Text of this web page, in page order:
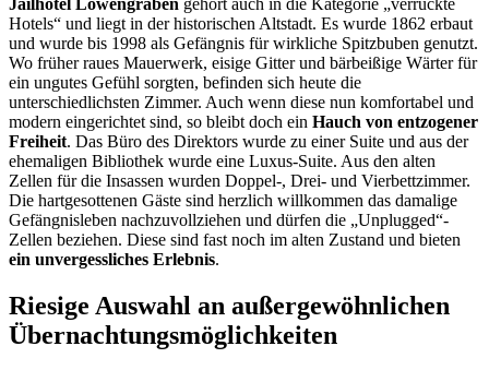
Hotels“ und liegt in der historischen Altstadt. Es wurde 1862 erbaut
und wurde bis 1998 als Gefängnis für wirkliche Spitzbuben genutzt.
Wo früher raues Mauerwerk, eisige Gitter und bärbeißige Wärter für
ein ungutes Gefühl sorgten, befinden sich heute die
unterschiedlichsten Zimmer. Auch wenn diese nun komfortabel und
modern eingerichtet sind, so bleibt doch ein Hauch von entzogener
Freiheit. Das Büro des Direktors wurde zu einer Suite und aus der
ehemaligen Bibliothek wurde eine Luxus-Suite. Aus den alten
Zellen für die Insassen wurden Doppel-, Drei- und Vierbettzimmer.
Die hartgesottenen Gäste sind herzlich willkommen das damalige
Gefängnisleben nachzuvollziehen und dürfen die „Unplugged“-
Zellen beziehen. Diese sind fast noch im alten Zustand und bieten
ein unvergessliches Erlebnis.
Riesige Auswahl an außergewöhnlichen
Übernachtungsmöglichkeiten